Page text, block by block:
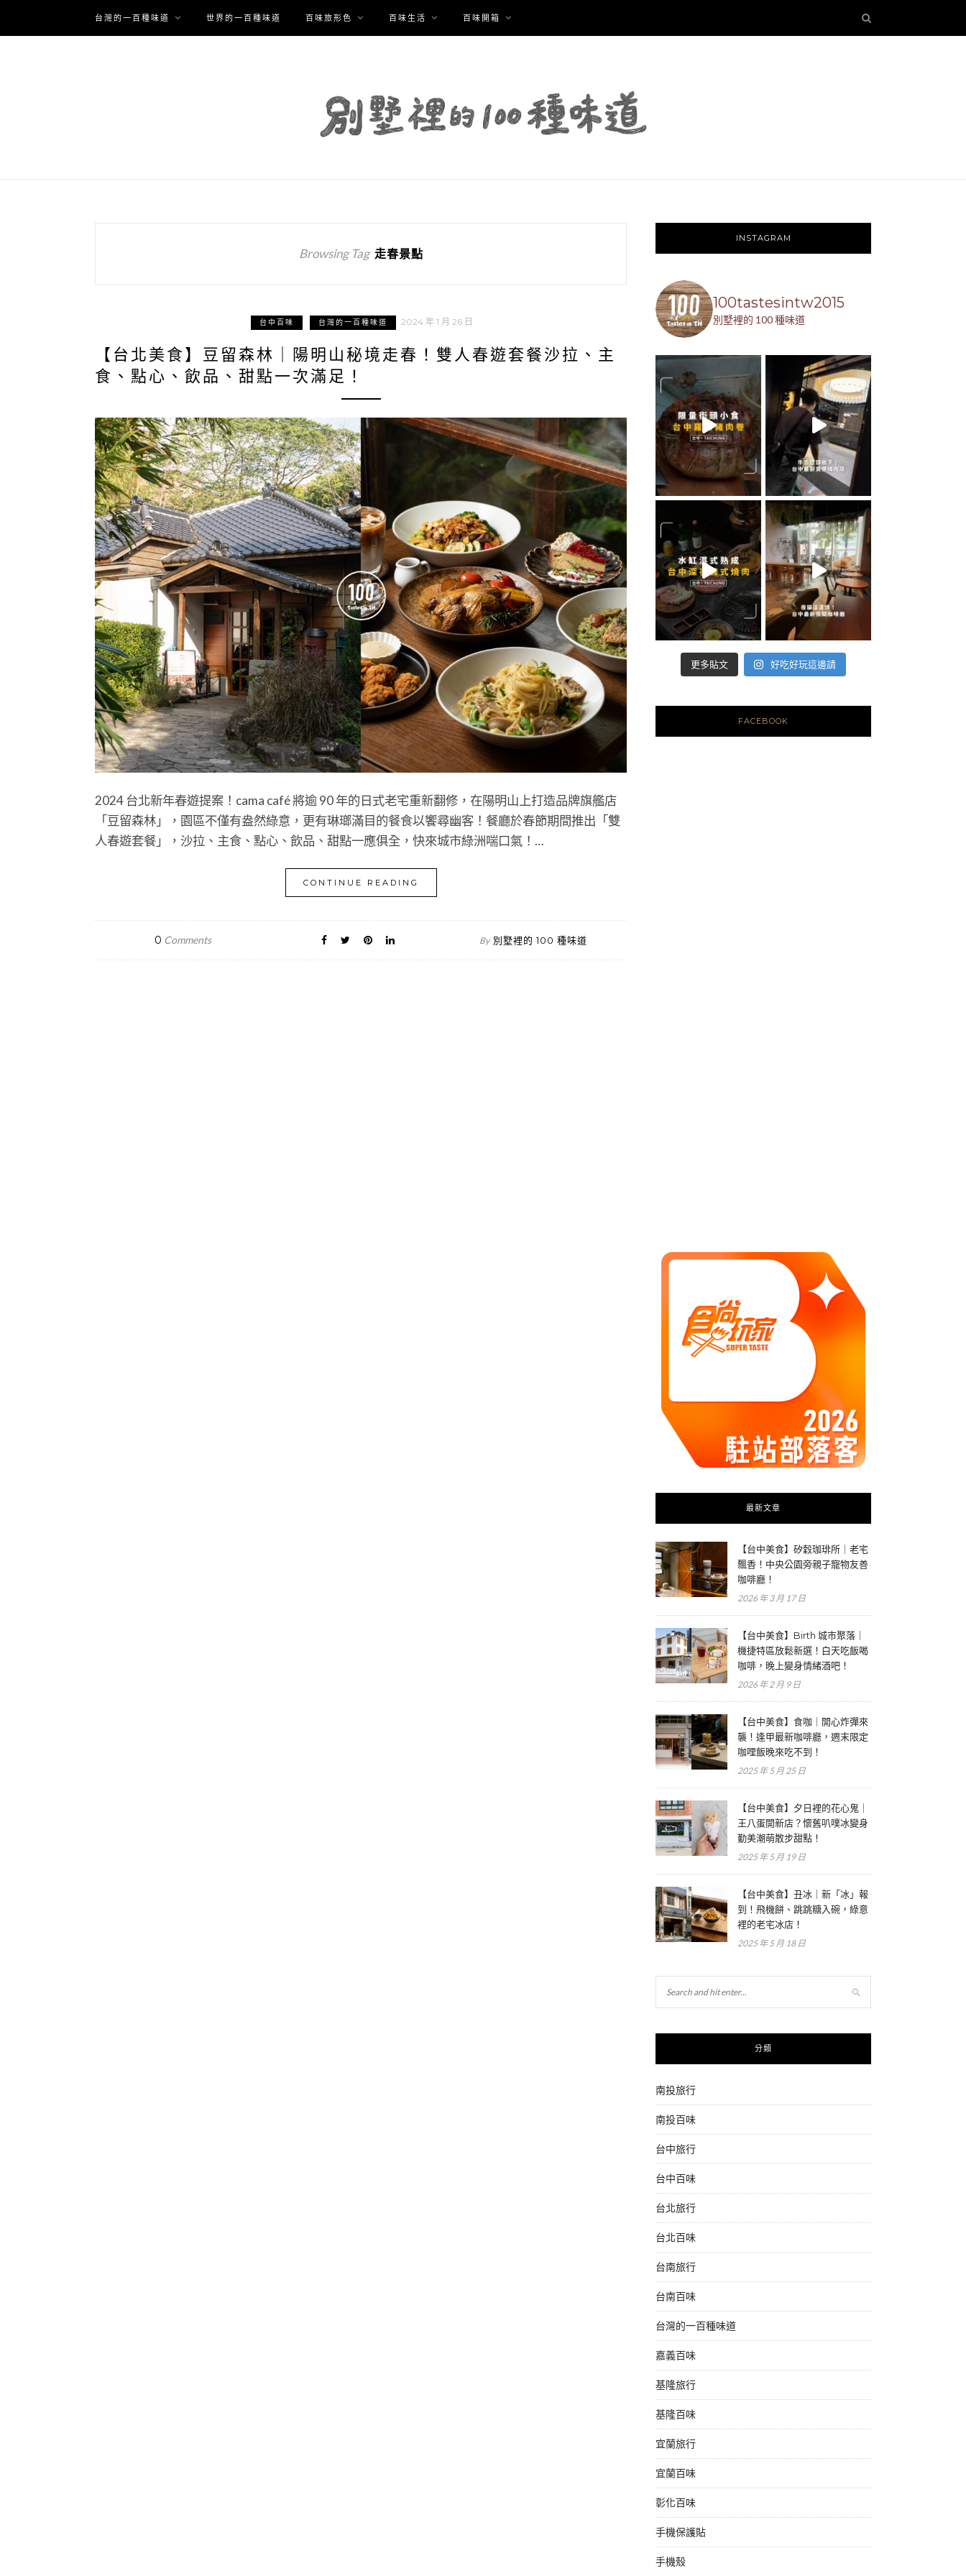
台灣的一百種味道 世界的一百種味道 百味旅形色 百味生活 百味開箱
Browsing Tag 走春景點
台中百味 台灣的一百種味道 2024 年 1 月 26 日
【台北美食】豆留森林｜陽明山秘境走春！雙人春遊套餐沙拉、主
食、點心、飲品、甜點一次滿足！
2024 台北新年春遊提案！cama café 將逾 90 年的日式老宅重新翻修，在陽明山上打造品牌旗艦店
「豆留森林」，園區不僅有盎然綠意，更有琳瑯滿目的餐食以饗尋幽客！餐廳於春節期間推出「雙
人春遊套餐」，沙拉、主食、點心、飲品、甜點一應俱全，快來城市綠洲喘口氣！…
CONTINUE READING
0 Comments By 別墅裡的 100 種味道
INSTAGRAM
100tastesintw2015
別墅裡的 100 種味道
更多貼文 好吃好玩這邊請
FACEBOOK
最新文章
【台中美食】矽穀珈琲所｜老宅
飄香！中央公園旁親子寵物友善
咖啡廳！
2026 年 3 月 17 日
【台中美食】Birth 城市聚落｜
機捷特區放鬆新選！白天吃飯喝
咖啡，晚上變身情緒酒吧！
2026 年 2 月 9 日
【台中美食】食咖｜開心炸彈來
襲！逢甲最新咖啡廳，週末限定
咖哩飯晚來吃不到！
2025 年 5 月 25 日
【台中美食】夕日裡的花心鬼｜
王八蛋開新店？懷舊叭噗冰變身
勤美潮萌散步甜點！
2025 年 5 月 19 日
【台中美食】丑冰｜新「冰」報
到！飛機餅、跳跳糖入碗，綠意
裡的老宅冰店！
2025 年 5 月 18 日
分類
南投旅行
南投百味
台中旅行
台中百味
台北旅行
台北百味
台南旅行
台南百味
台灣的一百種味道
嘉義百味
基隆旅行
基隆百味
宜蘭旅行
宜蘭百味
彰化百味
手機保護貼
手機殼